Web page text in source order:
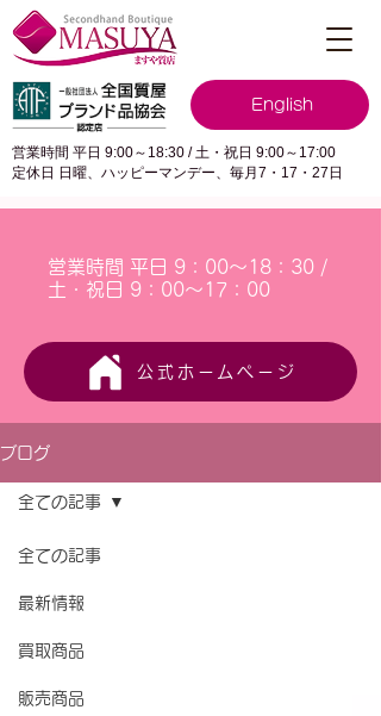
English
営業時間 平日 9:00～18:30 / 土・祝日 9:00～17:00
定休日 日曜、ハッピーマンデー、毎月7・17・27日
営業時間 平日 9：00～18：30 /
土・祝日 9：00～17：00
公式ホームページ
ブログ
全ての記事
最新情報
買取商品
販売商品
全ての記事